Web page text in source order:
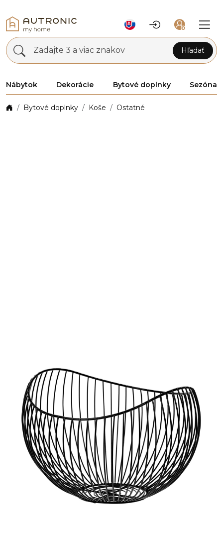
Zadajte 3 a viac znakov Hľadať
Nábytok Dekorácie Bytové doplnky Sezóna
Bytové doplnky Koše Ostatné